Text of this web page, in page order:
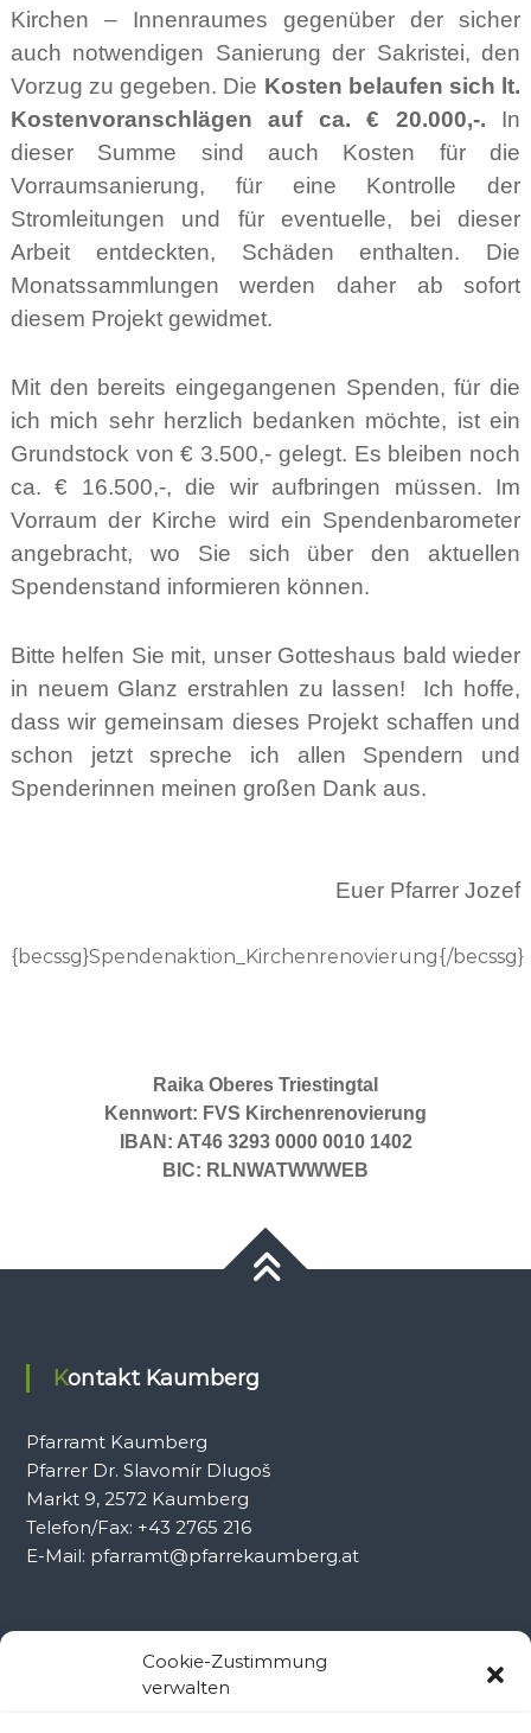
Cookie-Zustimmung
verwalten
Kirchen – Innenraumes gegenüber der sicher
auch notwendigen Sanierung der Sakristei, den
Vorzug zu gegeben. Die Kosten belaufen sich lt.
Kostenvoranschlägen auf ca. € 20.000,-. In
dieser Summe sind auch Kosten für die
Vorraumsanierung, für eine Kontrolle der
Stromleitungen und für eventuelle, bei dieser
Arbeit entdeckten, Schäden enthalten. Die
Monatssammlungen werden daher ab sofort
diesem Projekt gewidmet.
Mit den bereits eingegangenen Spenden, für die
ich mich sehr herzlich bedanken möchte, ist ein
Grundstock von € 3.500,- gelegt. Es bleiben noch
ca. € 16.500,-, die wir aufbringen müssen. Im
Vorraum der Kirche wird ein Spendenbarometer
angebracht, wo Sie sich über den aktuellen
Spendenstand informieren können.
Bitte helfen Sie mit, unser Gotteshaus bald wieder
in neuem Glanz erstrahlen zu lassen! Ich hoffe,
dass wir gemeinsam dieses Projekt schaffen und
schon jetzt spreche ich allen Spendern und
Spenderinnen meinen großen Dank aus.
Euer Pfarrer Jozef
{becssg}Spendenaktion_Kirchenrenovierung{/becssg}
Raika Oberes Triestingtal
Kennwort: FVS Kirchenrenovierung
IBAN: AT46 3293 0000 0010 1402
BIC: RLNWATWWWEB
Kontakt Kaumberg
Pfarramt Kaumberg
Pfarrer Dr. Slavomír Dlugoš
Markt 9, 2572 Kaumberg
Telefon/Fax: +43 2765 216
E-Mail: pfarramt@pfarrekaumberg.at
Kontakt Ramsau